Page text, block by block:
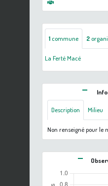
1commune 2
La Ferté Macé
Description Milieu
Non renseigné pour le